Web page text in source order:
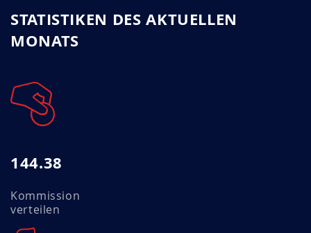
STATISTIKEN DES AKTUELLEN
MONATS
144.38
Kommission
verteilen